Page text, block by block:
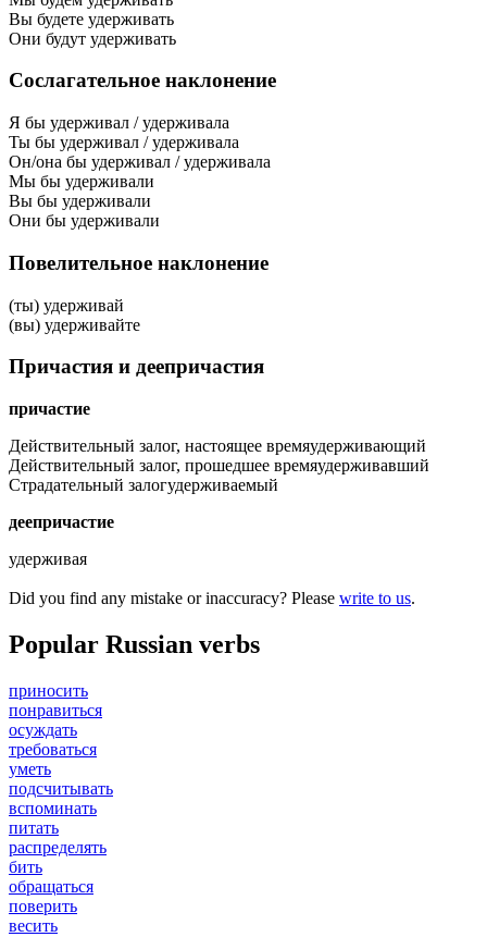
Вы будете удерживать
Они будут удерживать
Сослагательное наклонение
Я бы удерживал / удерживала
Ты бы удерживал / удерживала
Он/она бы удерживал / удерживала
Мы бы удерживали
Вы бы удерживали
Они бы удерживали
Повелительное наклонение
(ты) удерживай
(вы) удерживайте
Причастия и деепричастия
причастие
Действительный залог, настоящее времяудерживающий
Действительный залог, прошедшее времяудерживавший
Страдательный залогудерживаемый
деепричастие
удерживая
Did you find any mistake or inaccuracy? Please write to us.
Popular Russian verbs
приносить
понравиться
осуждать
требоваться
уметь
подсчитывать
вспоминать
питать
распределять
бить
обращаться
поверить
весить